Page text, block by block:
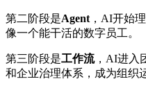
第二阶段是Agent ，AI开始
像一个能干活的数字员工。
第三阶段是工作流，AI进入
和企业治理体系，成为组织